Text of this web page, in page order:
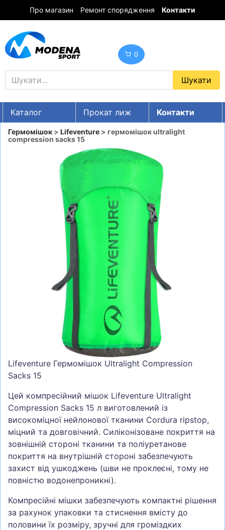
Про магазин Ремонт спорядження Контакти
0
Каталог Прокат лиж
Контакти
UA RU EN
ГІРСЬКІ ЛИЖІ
СНОУБОРДИ
ШОЛОМИ, ЗАХИСТ, ОКУЛЯРИ
БІГ, ФІТНЕС, М'ЯЧІ
ВЕЛОСИПЕДИ
САМОКАТИ
ТЕНІС, БАДМІНТОН
ВОДНІ ВИДИ СПОРТУ
ТУРИЗМ
Гермомішок > Lifeventure > гермомішок ultralight
compression sacks 15
Lifeventure Гермомішок Ultralight Compression
Sacks 15
Цей компресійний мішок Lifeventure Ultralight
Compression Sacks 15 л виготовлений із
високоміцної нейлонової тканини Cordura ripstop,
міцний та довговічний. Силіконізоване покриття на
зовнішній стороні тканини та поліуретанове
покриття на внутрішній стороні забезпечують
захист від ушкоджень (шви не проклеєні, тому не
повністю водонепроникні).
Компресійні мішки забезпечують компактні рішення
за рахунок упаковки та стиснення вмісту до
половини їх розміру, зручні для громіздких